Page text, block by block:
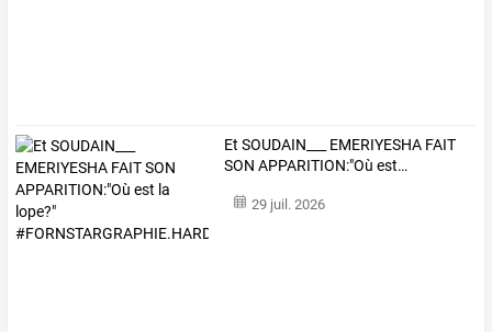
Et SOUDAIN___ EMERIYESHA FAIT
SON APPARITION:"Où est…
29 juil. 2026